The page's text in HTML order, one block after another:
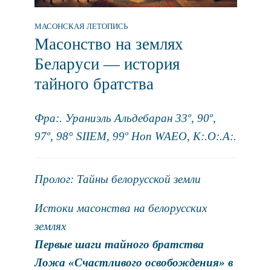
МАСОНСКАЯ ЛЕТОПИСЬ
Масонство на землях
Беларуси — история
тайного братства
Фра:. Ураниэль Альдебаран 33º, 90º,
97º, 98° SIIEM, 99º Hon WAEO, K:.O:.A:.
Пролог: Тайны белорусской земли
Истоки масонства на белорусских
землях
Первые шаги тайного братства
Ложа «Счастливого освобождения» в